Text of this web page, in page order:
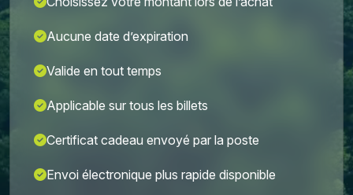
Aucune date d’expiration
Valide en tout temps
Applicable sur tous les billets
Certificat cadeau envoyé par la poste
Envoi électronique plus rapide disponible